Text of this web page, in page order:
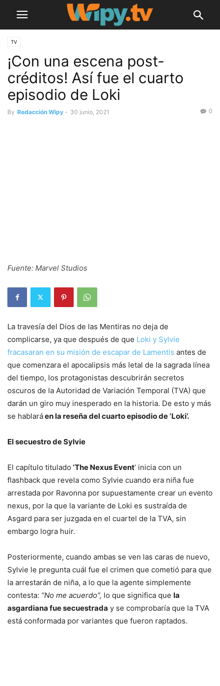
TV
¡Con una escena post-
créditos! Así fue el cuarto
episodio de Loki
By Redacción Wipy - 30 junio, 2021 0
Fuente: Marvel Studios
La travesía del Dios de las Mentiras no deja de
complicarse, ya que después de que Loki y Sylvie
fracasaran en su misión de escapar de Lamentis antes de
que comenzara el apocalipsis más letal de la sagrada línea
del tiempo, los protagonistas descubrirán secretos
oscuros de la Autoridad de Variación Temporal (TVA) que
darán un giro muy inesperado en la historia. De esto y más
se hablaráen la reseña del cuarto episodio de ‘Loki’.
El secuestro de Sylvie
El capítulo titulado ‘The Nexus Event’ inicia con un
flashback que revela como Sylvie cuando era niña fue
arrestada por Ravonna por supuestamente crear un evento
nexus, por la que la variante de Loki es sustraída de
Asgard para ser juzgada en el cuartel de la TVA, sin
embargo logra huir.
Posteriormente, cuando ambas se ven las caras de nuevo,
Sylvie le pregunta cuál fue el crimen que cometió para que
la arrestarán de niña, a lo que la agente simplemente
contesta: “No me acuerdo”, lo que significa que la
asgardiana fue secuestrada y se comprobaría que la TVA
está conformada por variantes que fueron raptados.